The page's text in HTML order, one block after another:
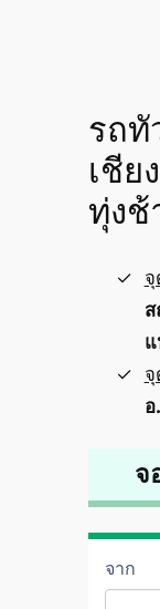
รถทั
เชีย
ทุ่งช้
ส
แ
จุ
อ
จ